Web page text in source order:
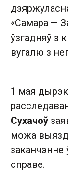
«Самара —
ўзгадняў з
вугалю з
1 мая
Сухачоў
можа
заканчэнне
справе.